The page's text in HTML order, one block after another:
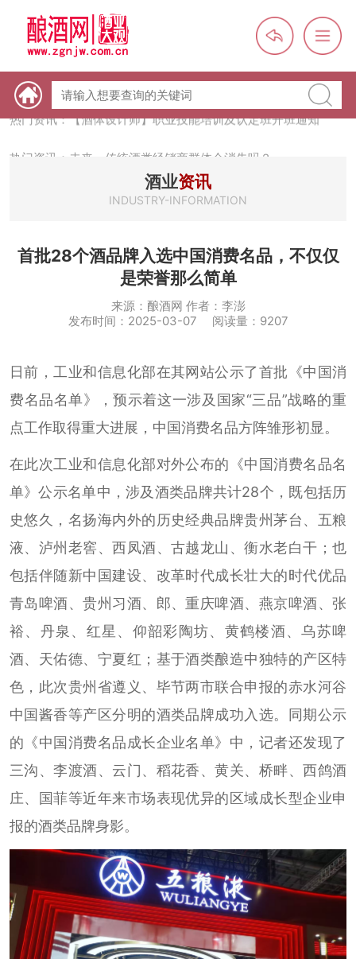
热门资讯：【酒体设计师】职业技能培训及认定班开班通知
热门资讯：首批28个酒品牌入选中国消费名品，不仅仅是荣誉那
么简单
热门资讯：名酒之光：共话荣耀背后的价值与使命
酒业资讯
INDUSTRY-INFORMATION
首批28个酒品牌入选中国消费名品，不仅仅
是荣誉那么简单
来源：酿酒网 作者：李澎
发布时间：2025-03-07 阅读量：9207
日前，工业和信息化部在其网站公示了首批《中国消
费名品名单》，预示着这一涉及国家“三品”战略的重
点工作取得重大进展，中国消费名品方阵雏形初显。
在此次工业和信息化部对外公布的《中国消费名品名
单》公示名单中，涉及酒类品牌共计28个，既包括历
史悠久，名扬海内外的历史经典品牌贵州茅台、五粮
液、泸州老窖、西凤酒、古越龙山、衡水老白干；也
包括伴随新中国建设、改革时代成长壮大的时代优品
青岛啤酒、贵州习酒、郎、重庆啤酒、燕京啤酒、张
裕、丹泉、红星、仰韶彩陶坊、黄鹤楼酒、乌苏啤
酒、天佑德、宁夏红；基于酒类酿造中独特的产区特
色，此次贵州省遵义、毕节两市联合申报的赤水河谷
中国酱香等产区分明的酒类品牌成功入选。同期公示
的《中国消费名品成长企业名单》中，记者还发现了
三沟、李渡酒、云门、稻花香、黄关、桥畔、西鸽酒
庄、国菲等近年来市场表现优异的区域成长型企业申
报的酒类品牌身影。